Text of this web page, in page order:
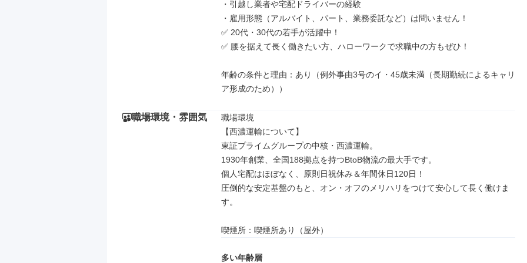
・引越し業者や宅配ドライバーの経験
・雇用形態（アルバイト、パート、業務委託など）は問いません！
✅ 20代・30代の若手が活躍中！
✅ 腰を据えて長く働きたい方、ハローワークで求職中の方もぜひ！
年齢の条件と理由：あり（例外事由3号のイ・45歳未満（長期勤続によるキャリ
ア形成のため））
職場環境・雰囲気
職場環境
【西濃運輸について】
東証プライムグループの中核・西濃運輸。
1930年創業、全国188拠点を持つBtoB物流の最大手です。
個人宅配はほぼなく、原則日祝休み＆年間休日120日！
圧倒的な安定基盤のもと、オン・オフのメリハリをつけて安心して長く働けま
す。
喫煙所：喫煙所あり（屋外）
多い年齢層